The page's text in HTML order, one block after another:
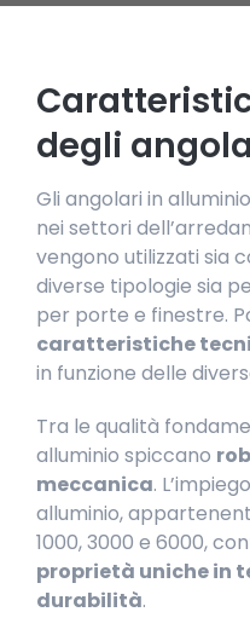
degli
Gli angolari in
nei settori
vengono utilizzati sia
diverse tipologie sia
per porte e finestre.
caratteristiche
in funzione delle
Tra le qualità
alluminio spiccano
meccanica.
alluminio,
1000, 3000 e 6000,
proprietà uniche in
durabilità.